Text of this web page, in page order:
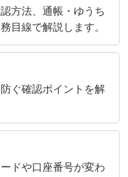
方法、通帳・ゆうち
目線で解説します。
ぐ確認ポイントを解
ドや口座番号が変わ